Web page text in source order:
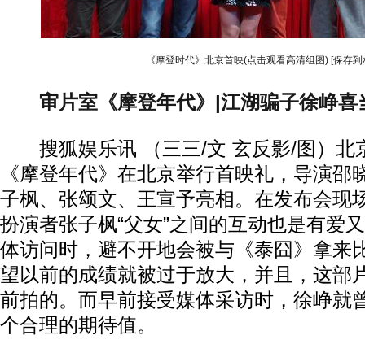
《摩登时代》北京首映(点击观看高清组图) [保存到
审片室《摩登年代》|江湖骗子徐峥喜
搜狐娱乐讯 （三三/文 玄反影/图）北
《摩登年代》在北京举行首映礼，导演邵
子枫、张颂文、王宣予亮相。在发布会现
扮演者张子枫“父女”之间的互动也是有爱
体访问时，避不开地会被与《泰囧》拿来
望以前的成绩就被过于放大，并且，这部
前拍的。而早前接受媒体采访时，徐峥就
个合理的期待值。